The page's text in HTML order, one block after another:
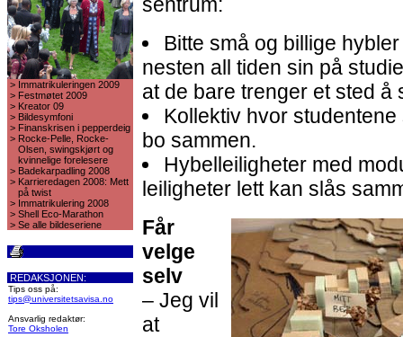
> Immatrikuleringen 2009
> Festmøtet 2009
> Kreator 09
> Bildesymfoni
> Finanskrisen i pepperdeig
> Rocke-Pelle, Rocke-
Olsen, swingskjørt og
kvinnelige forelesere
> Badekarpadling 2008
> Karrieredagen 2008: Mett
på twist
> Immatrikulering 2008
> Shell Eco-Marathon
> Se alle bildeseriene
REDAKSJONEN:
Tips oss på:
tips@universitetsavisa.no
Ansvarlig redaktør:
Tore Oksholen
Bitte små og billige
nesten all tiden sin på
at de bare trenger et sted å
Kollektiv hvor
bo sammen.
Hybelleiligheter med
leiligheter lett kan slås
Får
velge
selv
– Jeg vil
at